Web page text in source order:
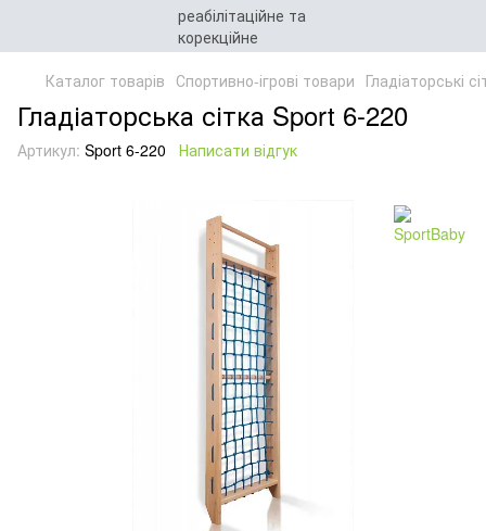
Каталог товарів Спортивно-ігрові товари Гладіаторські
Гладіаторська сітка Sport 6-220
Артикул: Sport 6-220 Написати відгук